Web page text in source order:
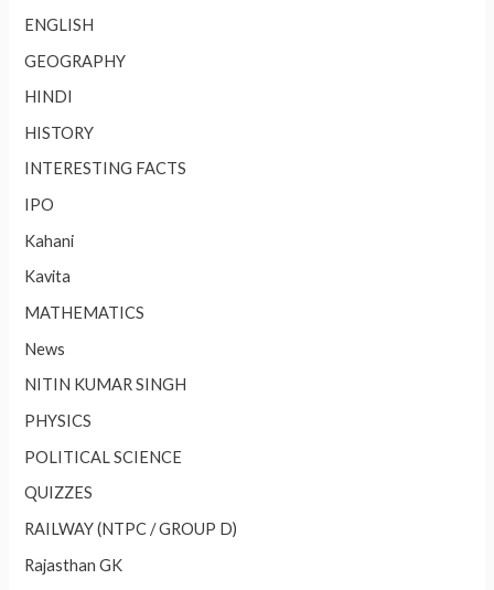
ENGLISH
GEOGRAPHY
HINDI
HISTORY
INTERESTING FACTS
IPO
Kahani
Kavita
MATHEMATICS
News
NITIN KUMAR SINGH
PHYSICS
POLITICAL SCIENCE
QUIZZES
RAILWAY (NTPC / GROUP D)
Rajasthan GK